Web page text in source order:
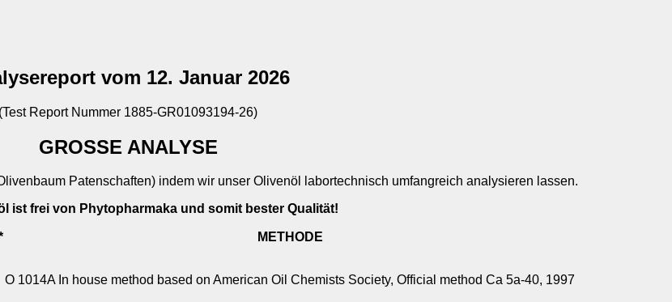
vom 12. Januar 2026
(Test Report Nummer 1885-GR01093194-26)
GROSSE ANALYSE
Patenschaften) indem wir unser Olivenöl labortechnisch umfangreich analysieren lassen.
ist frei von Phytopharmaka und somit bester Qualität!
METHODE
Ο 1014Α In house method based on American Oil Chemists Society, Official method Ca 5a-40, 1997